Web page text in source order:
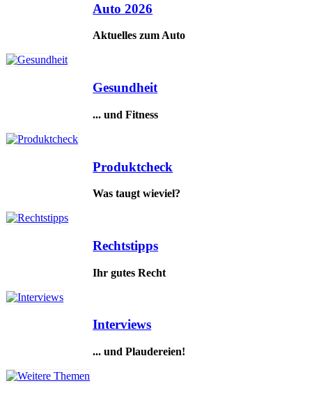
Auto 2026
Aktuelles zum Auto
Gesundheit
... und Fitness
Produktcheck
Was taugt wieviel?
Rechtstipps
Ihr gutes Recht
Interviews
... und Plaudereien!